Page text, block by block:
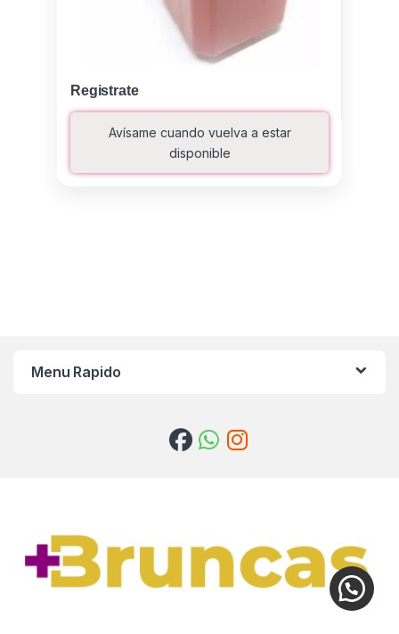
Registrate
Avísame cuando vuelva a estar
disponible
Menu Rapido